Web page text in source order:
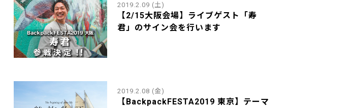
2019.2.09 (土)
【2/15大阪会場】ライブゲスト「寿
君」のサイン会を行います
2019.2.08 (金)
【BackpackFESTA2019 東京】テーマ